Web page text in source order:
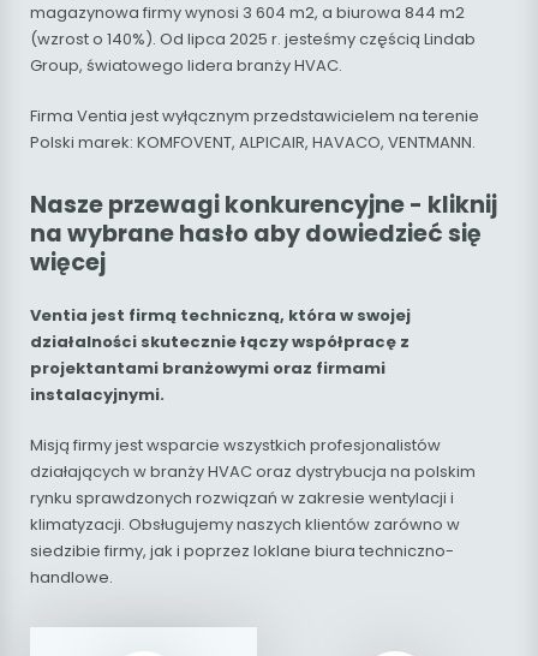
magazynowa firmy wynosi 3 604 m2, a biurowa 844 m2
(wzrost o 140%). Od lipca 2025 r. jesteśmy częścią Lindab
Group, światowego lidera branży HVAC.
Firma Ventia jest wyłącznym przedstawicielem na terenie
Polski marek: KOMFOVENT, ALPICAIR, HAVACO, VENTMANN.
Nasze przewagi konkurencyjne - kliknij
na wybrane hasło aby dowiedzieć się
więcej
Ventia jest firmą techniczną, która w swojej
działalności skutecznie łączy współpracę z
projektantami branżowymi oraz firmami
instalacyjnymi.
Misją firmy jest wsparcie wszystkich profesjonalistów
działających w branży HVAC oraz dystrybucja na polskim
rynku sprawdzonych rozwiązań w zakresie wentylacji i
klimatyzacji. Obsługujemy naszych klientów zarówno w
siedzibie firmy, jak i poprzez loklane biura techniczno-
handlowe.